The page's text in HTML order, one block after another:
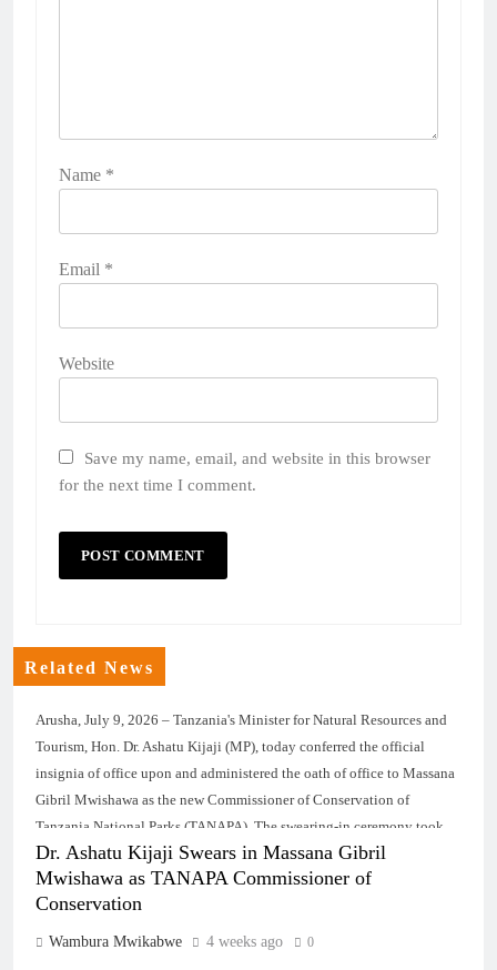
Name *
Email *
Website
Save my name, email, and website in this browser
for the next time I comment.
Related News
Arusha, July 9, 2026 – Tanzania's Minister for Natural Resources and
Tourism, Hon. Dr. Ashatu Kijaji (MP), today conferred the official
insignia of office upon and administered the oath of office to Massana
Gibril Mwishawa as the new Commissioner of Conservation of
Tanzania National Parks (TANAPA). The swearing-in ceremony took
place at TANAPA Headquarters in Arusha, officially marking the
commencement of Commissioner Mwishawa's tenure as the head of
Tanzania's national parks conservation authority. Speaking during the
ceremony, Dr. Kijaji expressed confidence that the new Commissioner
Dr. Ashatu Kijaji Swears in Massana Gibril
Mwishawa as TANAPA Commissioner of
Conservation
Wambura Mwikabwe 4 weeks ago 0